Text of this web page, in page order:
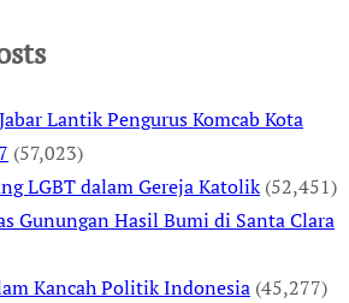
Lantik Pengurus Komcab Kota
(57,023)
LGBT dalam Gereja Katolik (52,451)
Gunungan Hasil Bumi di Santa Clara
Kancah Politik Indonesia (45,277)